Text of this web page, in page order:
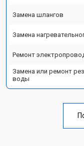
Замена шлангов
Замена
Ремонт
Замена или ремонт
воды